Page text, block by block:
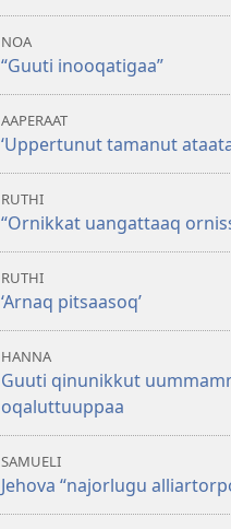
NOA
“Guuti inooqatigaa”
AAPERAAT
‘Uppertunut tamanut
RUTHI
“Ornikkat uangattaaq
RUTHI
‘Arnaq pitsaasoq’
HANNA
Guuti qinunikkut
oqaluttuuppaa
SAMUELI
Jehova “najorlugu